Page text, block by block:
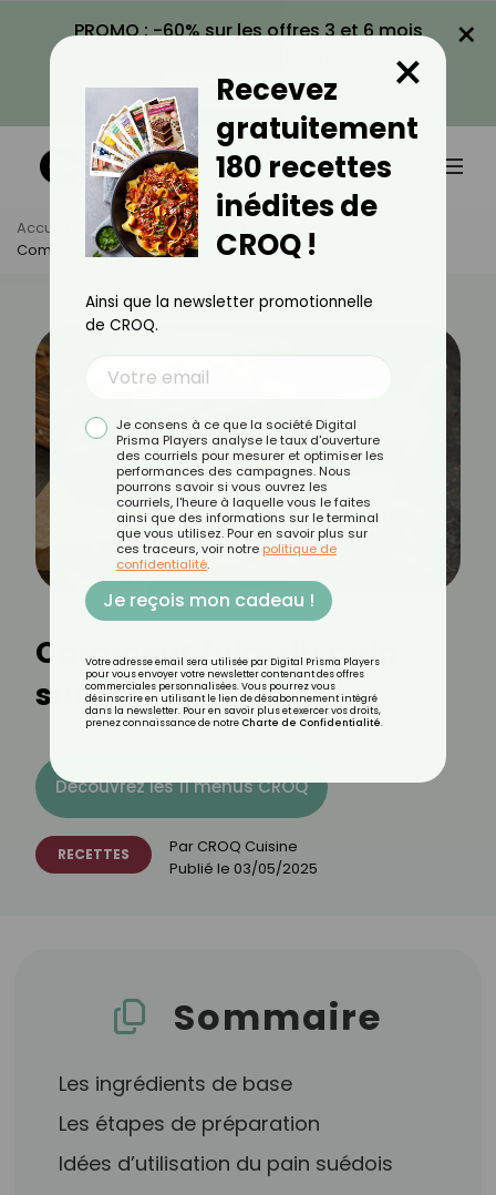
PROMO : -60% sur les offres 3 et 6 mois
VOIR LA PROMO
×
Accueil Actus
Recettes
Comment Faire Du Pain Suédois ?
Comment faire du pain
suédois ?
Découvrez les 11 menus CROQ
RECETTES Par CROQ Cuisine
Publié le 03/05/2025
Sommaire
Les ingrédients de base
Les étapes de préparation
Idées d’utilisation du pain suédois
Recevez
gratuitement
180 recettes
inédites de
CROQ !
×
Ainsi que la newsletter promotionnelle
de CROQ.
Je consens à ce que la société Digital
Prisma Players analyse le taux d'ouverture
des courriels pour mesurer et optimiser les
performances des campagnes. Nous
pourrons savoir si vous ouvrez les
courriels, l'heure à laquelle vous le faites
ainsi que des informations sur le terminal
que vous utilisez. Pour en savoir plus sur
ces traceurs, voir notre politique de
confidentialité.
Je reçois mon cadeau !
Votre adresse email sera utilisée par Digital Prisma Players
pour vous envoyer votre newsletter contenant des offres
commerciales personnalisées. Vous pourrez vous
désinscrire en utilisant le lien de désabonnement intégré
dans la newsletter. Pour en savoir plus et exercer vos droits,
prenez connaissance de notre Charte de Confidentialité.